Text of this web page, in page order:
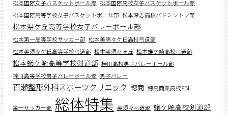
松本国際女子バスケットボール部 松本国際高校女子バスケットボール部
松本国際高等学校女子バスケットボール部 松本深志高校バドミントン部
松本県ケ丘高等学校女子バレーボール部
松本第一高等学校サッカー部 松本美須々ケ丘高校弓道部
松本美須々ケ丘高等学校弓道部 松本美須々ヶ丘 松本蟻ケ崎高校弓道部
松本蟻ケ崎高等学校剣道部 梓川高校男子バレーボール部
梓川高等学校男子バレーボール部 男子バレー
百瀬整形外科スポーツクリニック 穂商 穂高商業高校PBL
第一サッカー部 総体特集 美須々弓道部 蟻ケ崎高校剣道部